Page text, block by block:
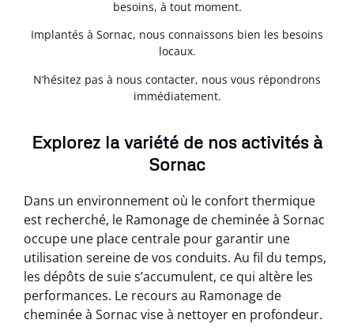
besoins, à tout moment.
Implantés à Sornac, nous connaissons bien les besoins
locaux.
N’hésitez pas à nous contacter, nous vous répondrons
immédiatement.
Explorez la variété de nos activités à
Sornac
Dans un environnement où le confort thermique
est recherché, le Ramonage de cheminée à Sornac
occupe une place centrale pour garantir une
utilisation sereine de vos conduits. Au fil du temps,
les dépôts de suie s’accumulent, ce qui altère les
performances. Le recours au Ramonage de
cheminée à Sornac vise à nettoyer en profondeur.